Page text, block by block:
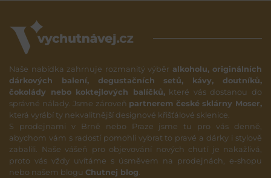
Naše nabídka zahrnuje rozmanitý výběr alkoholu, originálních
dárkových balení, degustačních setů, kávy, doutníků,
čokolády nebo koktejlových balíčků,které vás dostanou do
správné nálady. Jsme zároveň partnerem české sklárny Moser,
která vyrábí ty nekvalitnější designové křišťálové sklenice.
S prodejnami v Brně nebo Praze jsme tu pro vás denně,
abychom vám s radostí pomohli vybrat to pravé a dárky i stylově
zabalili. Naše vášeň pro objevování nových chutí je nakažlivá,
proto vás vždy uvítáme s úsměvem na prodejnách, e-shopu
nebo našem blogu Chutnej blog